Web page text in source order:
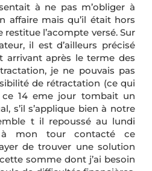
à ne pas m’obliger à
affaire mais qu’il était hors
restitue l’acompte versé. Sur
il est d’ailleurs précisé
arrivant après le terme des
je ne pouvais pas
de rétractation (ce qui
14 eme jour tombait un
s’il s’applique bien à notre
t il repoussé au lundi
à mon tour contacté ce
de trouver une solution
somme dont j’ai besoin